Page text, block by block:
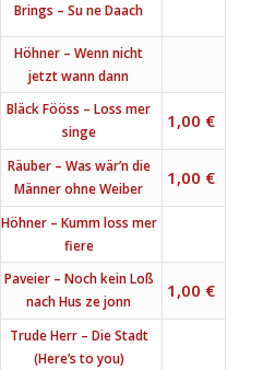
Brings – Su ne Daach
Höhner – Wenn nicht
jetzt wann dann
Bläck Fööss – Loss mer
singe
1,00 €
Räuber – Was wär’n die
Männer ohne Weiber
1,00 €
Höhner – Kumm loss mer
fiere
Paveier – Noch kein Loß
nach Hus ze jonn
1,00 €
Trude Herr – Die Stadt
(Here’s to you)